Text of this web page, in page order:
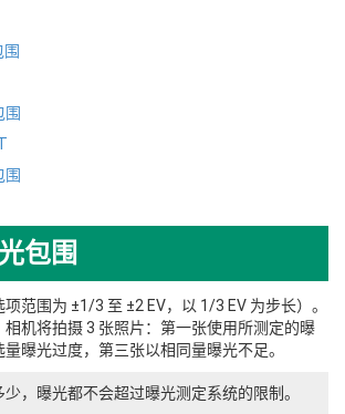
围
围
围
包围
范围为 ±1/3 至 ±2 EV，以 1/3 EV 为步长）。
机将拍摄 3 张照片：第一张使用所测定的曝
曝光过度，第三张以相同量曝光不足。
，曝光都不会超过曝光测定系统的限制。